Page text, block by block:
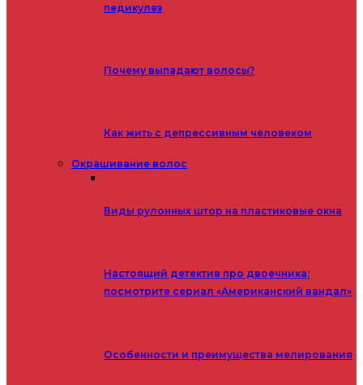
педикулез
Почему выпадают волосы?
Как жить с депрессивным человеком
Окрашивание волос
Виды рулонных штор на пластиковые окна
Настоящий детектив про двоечника:
посмотрите сериал «Американский вандал»
Особенности и преимущества мелирования